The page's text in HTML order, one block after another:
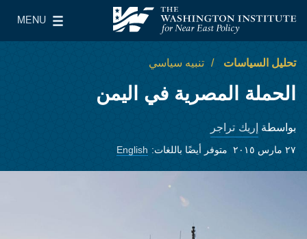
معهد واشنطن لسياسات الشرق الأدنى
MENU
Main Menu
تحليل السياسات تنبيه سياسي
الحملة المصرية في اليمن
بواسطة إريك تراجر
٢٧ مارس ٢٠١٥ متوفر أيضًا باللغات: English